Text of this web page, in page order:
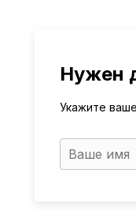
Нужен
Укажите